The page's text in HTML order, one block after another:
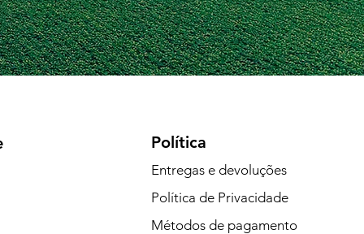
Política
Entregas e devoluções
Política de Privacidade
Métodos de pagamento